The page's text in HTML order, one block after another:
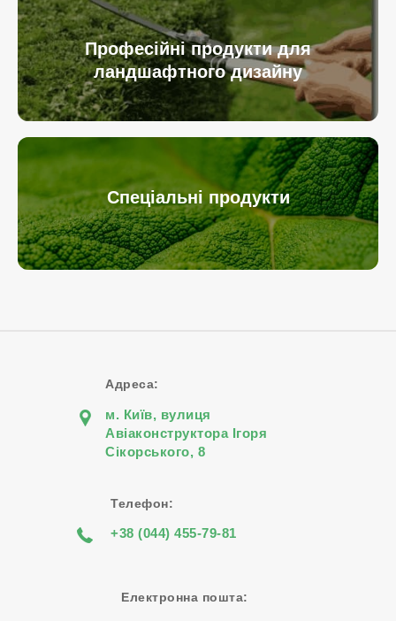
Професійні продукти для
ландшафтного дизайну
Спеціальні продукти
Адреса:
м. Київ, вулиця
Авіаконструктора Iгоря
Сiкорського, 8
Телефон:
+38 (044) 455-79-81
Електронна пошта: